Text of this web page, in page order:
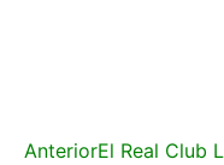
AnteriorEl Real Club